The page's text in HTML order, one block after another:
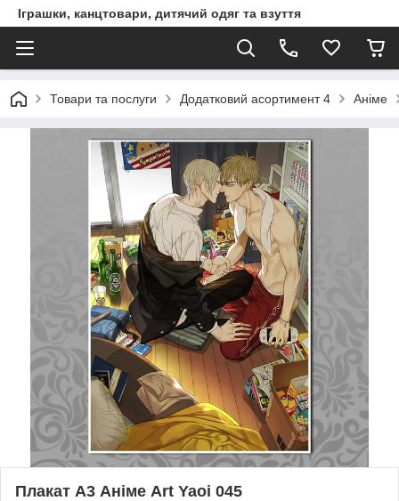
Іграшки, канцтовари, дитячий одяг та взуття
Товари та послуги Додатковий асортимент 4 Аніме
Плакат А3 Аніме Art Yaoi 045